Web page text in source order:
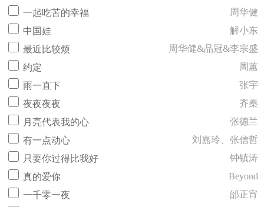
一起吃苦的幸福
周华健
中国娃
解小东
最近比较烦
周华健&品冠&李宗盛
约定
周蕙
雨一直下
张宇
夜夜夜夜
齐秦
月亮代表我的心
张德兰
有一点动心
刘嘉玲、张信哲
只要你过得比我好
钟镇涛
真的爱你
Beyond
一千零一夜
邰正宵